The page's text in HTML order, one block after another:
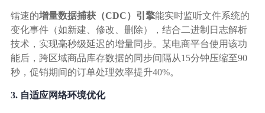
镭速的增量数据捕获（CDC）引擎能实时监听文件系统的
变化事件（如新建、修改、删除），结合二进制日志解析
技术，实现毫秒级延迟的增量同步。某电商平台使用该功
能后，跨区域商品库存数据的同步间隔从15分钟压缩至90
秒，促销期间的订单处理效率提升40%。
3. 自适应网络环境优化